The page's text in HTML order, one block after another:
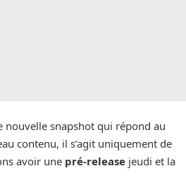
snapshot qui répond au
contenu, il s’agit uniquement de
avoir une pré-release jeudi et la